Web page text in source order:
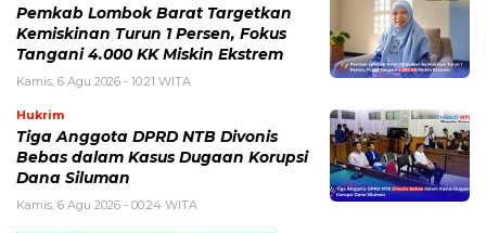
Pemkab Lombok Barat Targetkan
Kemiskinan Turun 1 Persen, Fokus
Tangani 4.000 KK Miskin Ekstrem
Kamis, 6 Agu 2026 - 10:21 WITA
Hukrim
Tiga Anggota DPRD NTB Divonis
Bebas dalam Kasus Dugaan Korupsi
Dana Siluman
Kamis, 6 Agu 2026 - 00:24 WITA